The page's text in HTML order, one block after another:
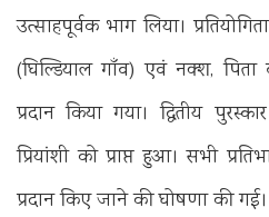
उत्साहपूर्वक भाग लिया।
(घिल्डियाल गाँव) एवं नक्श, पिता
प्रदान किया गया। द्वितीय
प्रियांशी को प्राप्त हुआ। सभी
प्रदान किए जाने की घोषणा की गई।